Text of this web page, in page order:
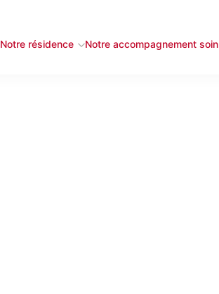
Notre résidence Notre accompagnement soin